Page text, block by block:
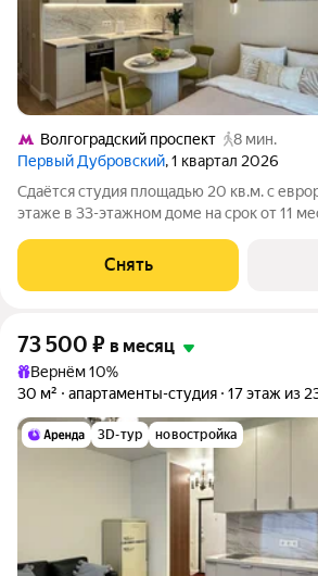
Волгоградский проспект
8 мин.
Первый Дубровский, 1 квартал 2026
Сдаётся студия площадью 20 кв.м. с
этаже в 33-этажном доме на срок от 11
Посудомоечная машина Кондиционер Микроволновка
Пылесос Дом - монолитный, окна
Снять
73 500 ₽ в месяц
Вернём 10%
30 м²
апартаменты-студия 17 этаж из
3D-тур новостройка